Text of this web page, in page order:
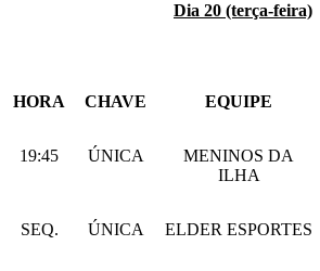
Dia 20 (terça-feira)
HORA CHAVE EQUIPE
19:45 ÚNICA
MENINOS DA
ILHA
SEQ. ÚNICA ELDER ESPORTES